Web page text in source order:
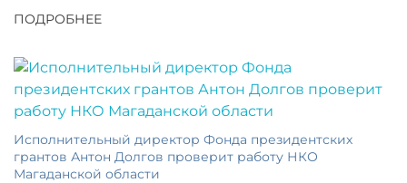
ПОДРОБНЕЕ
Исполнительный директор Фонда президентских
грантов Антон Долгов проверит работу НКО
Магаданской области